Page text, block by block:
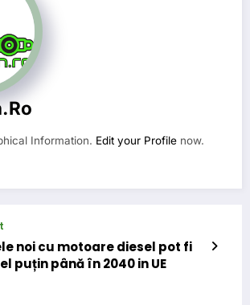
Information. Edit your Profile now.
noi cu motoare diesel pot fi
puțin până în 2040 in UE